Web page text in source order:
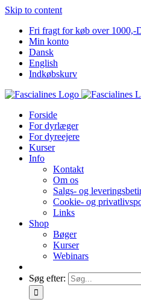
Skip to content
Fri fragt for køb over
Min konto
Dansk
English
Indkøbskurv
Forside
For dyrlæger
For dyreejere
Kurser
Info
Kontakt
Om os
Salgs- og
Cookie- og
Links
Shop
Bøger
Kurser
Webinars
Søg efter: